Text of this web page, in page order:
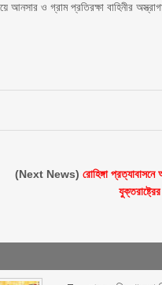
ও গ্রাম প্রতিরক্ষা বাহিনীর
(Next News)রোহিঙ্গা